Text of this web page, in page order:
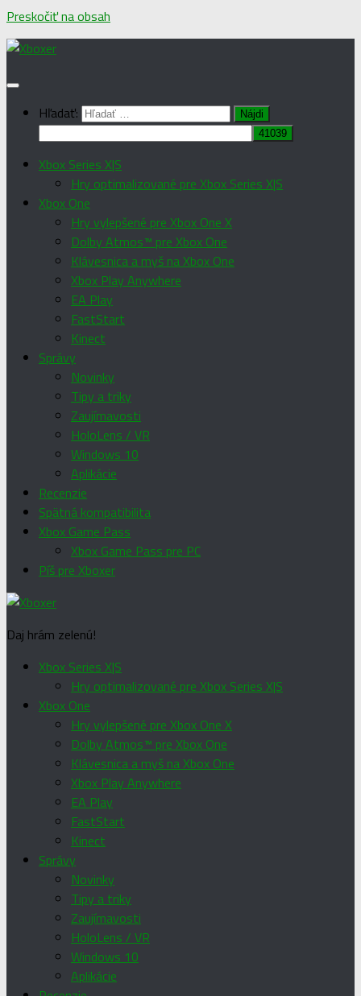
Preskočiť na obsah
Hľadať:
Xbox Series X|S
Hry optimalizované pre Xbox Series X|S
Xbox One
Hry vylepšené pre Xbox One X
Dolby Atmos™ pre Xbox One
Klávesnica a myš na Xbox One
Xbox Play Anywhere
EA Play
FastStart
Kinect
Správy
Novinky
Tipy a triky
Zaujímavosti
HoloLens / VR
Windows 10
Aplikácie
Recenzie
Spätná kompatibilita
Xbox Game Pass
Xbox Game Pass pre PC
Píš pre Xboxer
Daj hrám zelenú!
Xbox Series X|S
Hry optimalizované pre Xbox Series X|S
Xbox One
Hry vylepšené pre Xbox One X
Dolby Atmos™ pre Xbox One
Klávesnica a myš na Xbox One
Xbox Play Anywhere
EA Play
FastStart
Kinect
Správy
Novinky
Tipy a triky
Zaujímavosti
HoloLens / VR
Windows 10
Aplikácie